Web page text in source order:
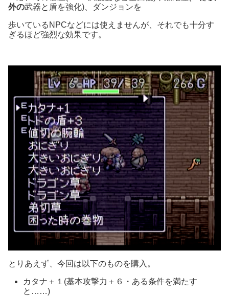
外の武器と盾を強化)、ダンジョンを
歩いているNPCなどには使えませんが、それでも十分す
ぎるほど強烈な効果です。
とりあえず、今回は以下のものを購入。
カタナ＋１(基本攻撃力＋６・ある条件を満たす
と……)